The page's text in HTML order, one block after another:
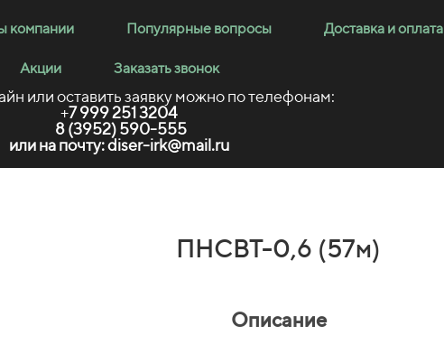
компании Популярные вопросы Доставка и оплата
Акции Заказать звонок
или оставить заявку можно по телефонам:
+7 999 251 3204
8 (3952)590-555
или на почту: diser-irk@mail.ru
ПНСВТ-0,6 (57м)
Описание